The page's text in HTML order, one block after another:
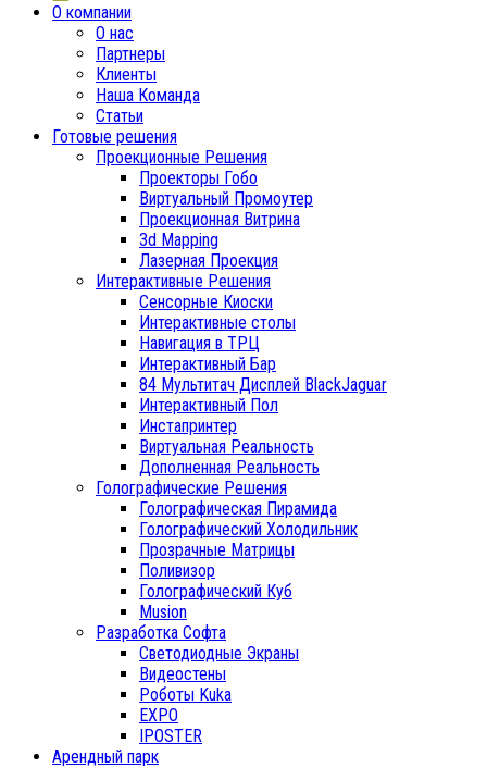
О компании
О нас
Партнеры
Клиенты
Наша Команда
Статьи
Готовые решения
Проекционные Решения
Проекторы Гобо
Виртуальный Промоутер
Проекционная Витрина
3d Mapping
Лазерная Проекция
Интерактивные Решения
Сенсорные Киоски
Интерактивные столы
Навигация в ТРЦ
Интерактивный Бар
84 Мультитач Дисплей BlackJaguar
Интерактивный Пол
Инстапринтер
Виртуальная Реальность
Дополненная Реальность
Голографические Решения
Голографическая Пирамида
Голографический Холодильник
Прозрачные Матрицы
Поливизор
Голографический Куб
Musion
Разработка Софта
Светодиодные Экраны
Видеостены
Роботы Kuka
EXPO
IPOSTER
Арендный парк